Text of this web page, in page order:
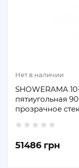
Нет в наличии
SHOWERAMA
пятиугольная
прозрачное
51486 грн